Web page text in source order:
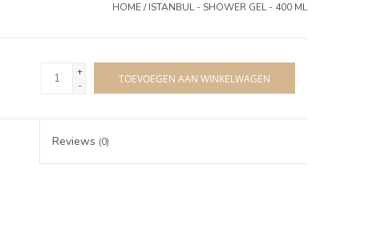
HOME/ISTANBUL - SHOWER GEL - 400 ML
+
-
TOEVOEGEN AAN WINKELWAGEN
Reviews (0)